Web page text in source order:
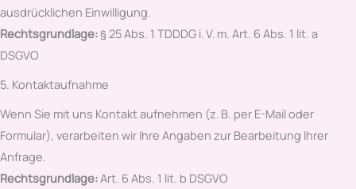
ausdrücklichen Einwilligung.
Rechtsgrundlage:§ 25 Abs. 1 TDDDG i. V. m. Art. 6 Abs. 1 lit. a
DSGVO
5. Kontaktaufnahme
Wenn Sie mit uns Kontakt aufnehmen (z. B. per E-Mail oder
Formular), verarbeiten wir Ihre Angaben zur Bearbeitung Ihrer
Anfrage.
Rechtsgrundlage:Art. 6 Abs. 1 lit. b DSGVO